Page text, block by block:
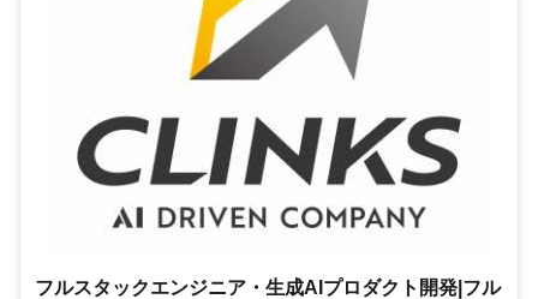
フルスタックエンジニア・生成AIプロダクト開発|フル